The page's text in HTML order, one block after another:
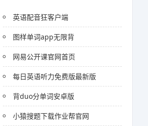
英语配音狂客户端
图样单词app无限背
网易公开课官网首页
每日英语听力免费版最新版
背duo分单词安卓版
小猿搜题下载作业帮官网